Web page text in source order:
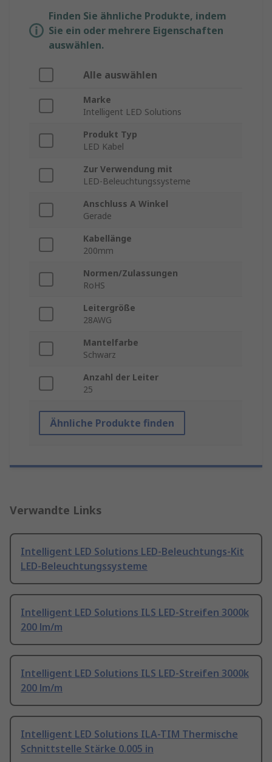
Finden Sie ähnliche Produkte, indem
Sie ein oder mehrere Eigenschaften
auswählen.
Alle auswählen
Marke
Intelligent LED Solutions
Produkt Typ
LED Kabel
Zur Verwendung mit
LED-Beleuchtungssysteme
Anschluss A Winkel
Gerade
Kabellänge
200mm
Normen/Zulassungen
RoHS
Leitergröße
28AWG
Mantelfarbe
Schwarz
Anzahl der Leiter
25
Ähnliche Produkte finden
Verwandte Links
Intelligent LED Solutions LED-Beleuchtungs-Kit
LED-Beleuchtungssysteme
Intelligent LED Solutions ILS LED-Streifen 3000k
200 lm/m
Intelligent LED Solutions ILS LED-Streifen 3000k
200 lm/m
Intelligent LED Solutions ILA-TIM Thermische
Schnittstelle Stärke 0.005 in